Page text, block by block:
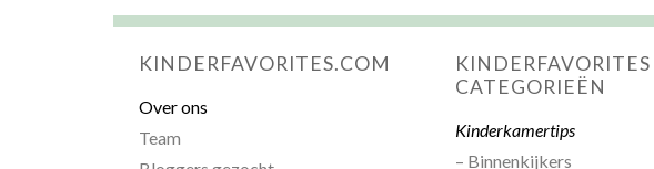
KINDERFAVORITES.COM
Over ons
Team
KINDERFAVORITES
CATEGORIEËN
Kinderkamertips
– Binnenkijkers